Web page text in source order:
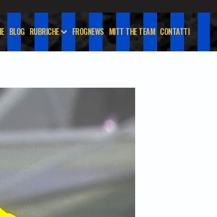
BLOG RUBRICHE FROGNEWS MITT THE TEAM CONTATTI